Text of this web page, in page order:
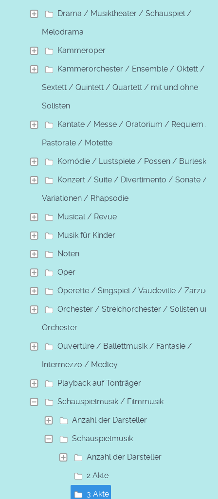
Drama / Musiktheater / Schauspiel /
Melodrama
Kammeroper
Kammerorchester / Ensemble / Oktett /
Sextett / Quintett / Quartett / mit und ohne
Solisten
Kantate / Messe / Oratorium / Requiem /
Pastorale / Motette
Komödie / Lustspiele / Possen / Burleske
Konzert / Suite / Divertimento / Sonate /
Variationen / Rhapsodie
Musical / Revue
Musik für Kinder
Noten
Oper
Operette / Singspiel / Vaudeville / Zarzuela
Orchester / Streichorchester / Solisten und
Orchester
Ouvertüre / Ballettmusik / Fantasie /
Intermezzo / Medley
Playback auf Tonträger
Schauspielmusik / Filmmusik
Anzahl der Darsteller
Schauspielmusik
Anzahl der Darsteller
2 Akte
3 Akte